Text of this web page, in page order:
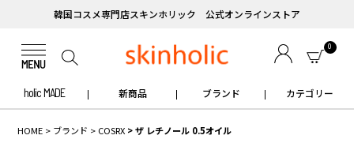
韓国コスメ専門店スキンホリック 公式オンラインストア
0
holic MADE 新商品 ブランド カテゴリー
HOME ブランド COSRX ザ レチノール 0.5オイル